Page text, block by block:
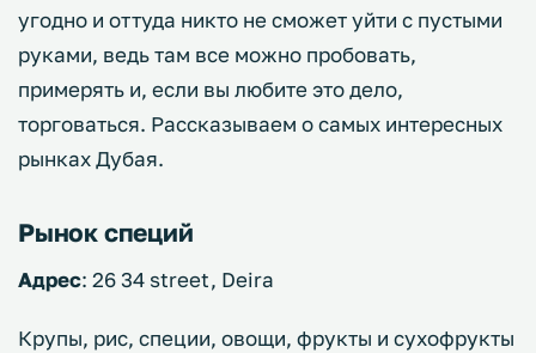
угодно и оттуда никто не сможет уйти с пустыми
руками, ведь там все можно пробовать,
примерять и, если вы любите это дело,
торговаться. Рассказываем о самых интересных
рынках Дубая.
Рынок специй
Адрес: 26 34 street, Deira
Крупы, рис, специи, овощи, фрукты и сухофрукты